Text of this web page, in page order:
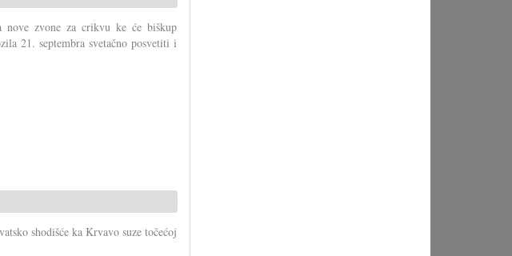
zvone za crikvu ke će biškup
21. septembra svetačno posvetiti i
shodišće ka Krvavo suze točećoj